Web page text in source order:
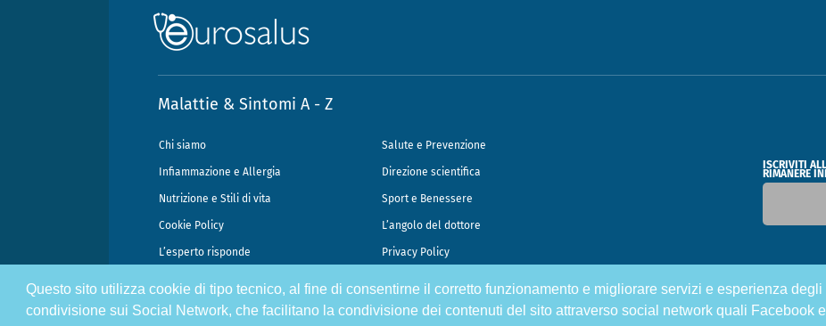
Questo sito utilizza cookie di tipo tecnico, al fine di consentirne il corretto funzionamento e migliorare servizi e esperienza
condivisione sui Social Network, che facilitano la condivisione dei contenuti del sito attraverso social network quali Facebook
Malattie & Sintomi A - Z
Chi siamo Salute e Prevenzione
Infiammazione e Allergia Direzione scientifica
Nutrizione e Stili di vita Sport e Benessere
Cookie Policy L’angolo del dottore
L’esperto risponde Privacy Policy
ISCRIVITI
RIMANERE
@2026 - Gek Srl, P.IVA 07333890965 - Direzione Scientifica Dottor Attilio Francesco Speciani